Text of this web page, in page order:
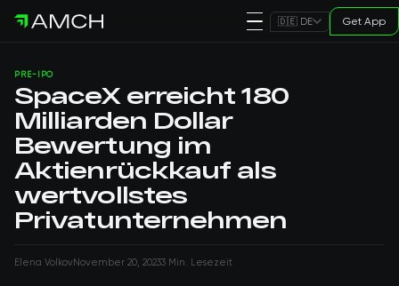
🇩🇪 DE Get App
PRE-IPO
SpaceX erreicht 180
Milliarden Dollar
Bewertung im
Aktienrückkauf als
wertvollstes
Privatunternehmen
Elena VolkovNovember 20, 20233 Min. Lesezeit